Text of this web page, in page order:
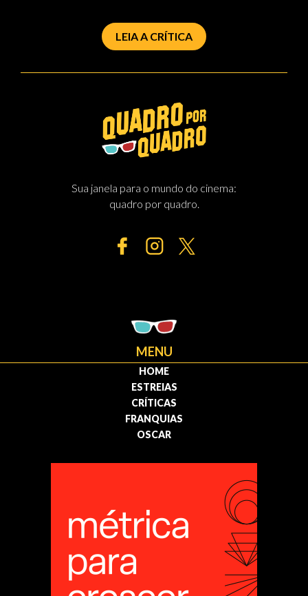
LEIA A CRÍTICA
Sua janela para o mundo do cinema:
quadro por quadro.
MENU
HOME
ESTREIAS
CRÍTICAS
FRANQUIAS
OSCAR